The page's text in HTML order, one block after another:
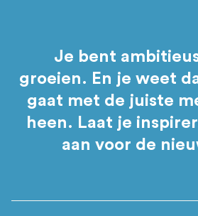
Je bent
groeien. En je weet
gaat met de juiste
heen. Laat je
aan voor de